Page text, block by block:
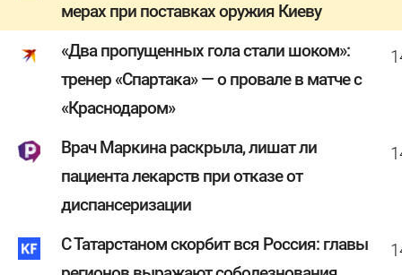
мерах при поставках оружия Киеву
«Два пропущенных гола стали шоком»:
тренер «Спартака» — о провале в матче с
«Краснодаром»
Врач Маркина раскрыла, лишат ли
пациента лекарств при отказе от
диспансеризации
С Татарстаном скорбит вся Россия: главы